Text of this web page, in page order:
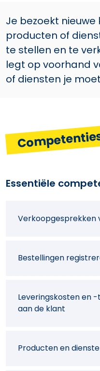
Je bezoekt
producten of
te stellen en te
legt op voorhand
of diensten je
Essentiële
Verkoopgesprekken
Bestellingen
Leveringskosten en
aan de klant
Producten en